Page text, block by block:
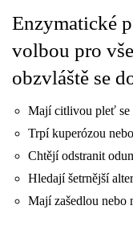
Enzymatické
volbou pro
obzvláště se
Mají citlivou pleť se
Trpí kuperózou
Chtějí odstranit
Hledají šetrnější
Mají zašedlou nebo